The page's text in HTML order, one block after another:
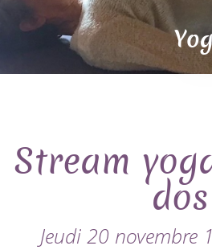
Stream
dos
Jeudi 20 novembre